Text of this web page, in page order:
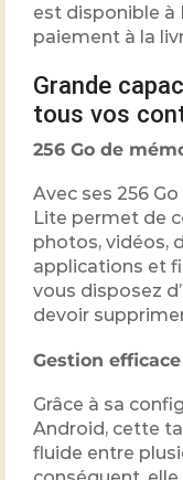
est disponible à
paiement à la
Grande
tous vos
256 Go de
Avec ses 256
Lite permet de
photos, vidéos,
applications et
vous disposez
devoir
Gestion
Grâce à sa
Android, cette
fluide entre